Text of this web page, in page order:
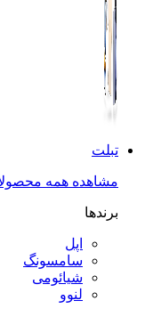
تبلت
مشاهده همه
برندها
اپل
سامسونگ
شیائومی
لنوو